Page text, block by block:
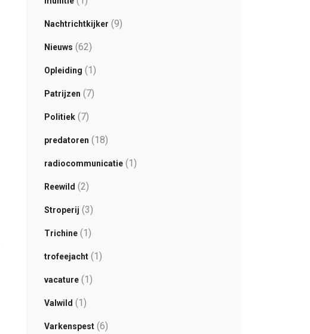
Nachtrichtkijker (9)
Nieuws (62)
Opleiding (1)
Patrijzen (7)
Politiek(7)
predatoren (18)
radiocommunicatie(1)
Reewild (2)
Stroperij (3)
Trichine(1)
trofeejacht(1)
vacature(1)
Valwild (1)
Varkenspest(6)